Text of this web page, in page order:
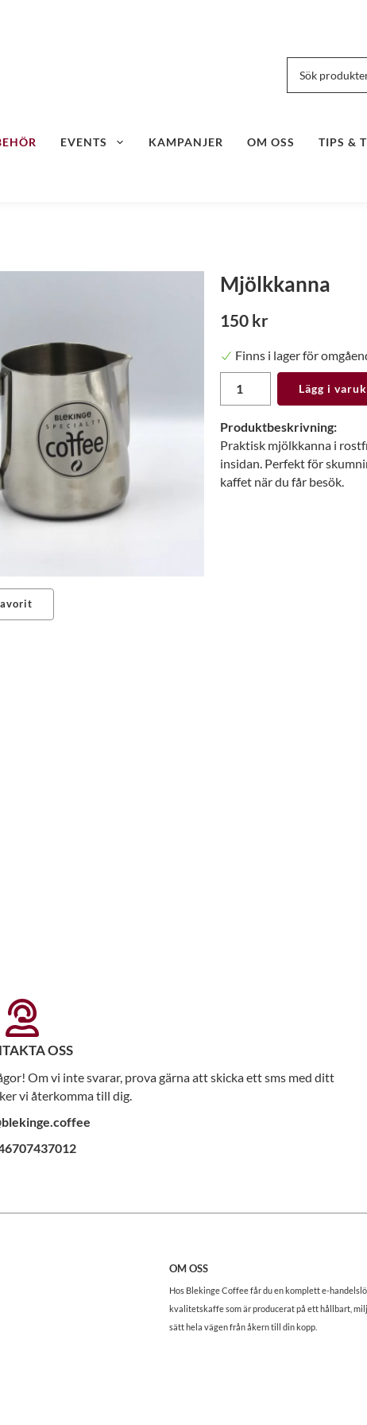
EVENTS KAMPANJER OM OSS TIPS &
Mjölkkanna
150 kr
Finns i lager för
Lägg i
Produktbeskrivning:
Praktisk mjölkkanna i
insidan. Perfekt för
kaffet när du får besök.
OSS
Om vi inte svarar, prova gärna att skicka ett sms med ditt
vi återkomma till dig.
OM OSS
Hos Blekinge Coffee får du en komplett e-
kvalitetskaffe som är producerat på ett hållbart,
sätt hela vägen från åkern till din kopp.